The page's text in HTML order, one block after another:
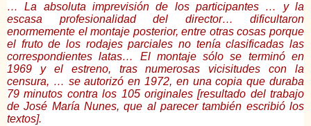
… La absoluta imprevisión de los participantes … y la
escasa profesionalidad del director… dificultaron
enormemente el montaje posterior, entre otras cosas porque
el fruto de los rodajes parciales no tenía clasificadas las
correspondientes latas… El montaje sólo se terminó en
1969 y el estreno, tras numerosas vicisitudes con la
censura, … se autorizó en 1972, en una copia que duraba
79 minutos contra los 105 originales [resultado del trabajo
de José María Nunes, que al parecer también escribió los
textos].